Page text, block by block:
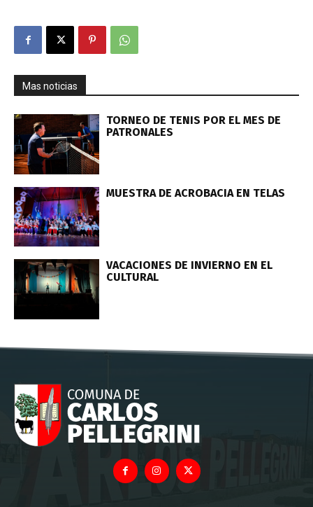
Mas noticias
TORNEO DE TENIS POR EL MES DE
PATRONALES
MUESTRA DE ACROBACIA EN TELAS
VACACIONES DE INVIERNO EN EL
CULTURAL